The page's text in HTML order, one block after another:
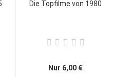
Die Topfilme von 1980
Nur 6,00 €